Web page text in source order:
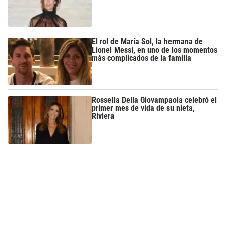
El rol de María Sol, la hermana de
Lionel Messi, en uno de los momentos
más complicados de la familia
Rossella Della Giovampaola celebró el
primer mes de vida de su nieta,
Riviera